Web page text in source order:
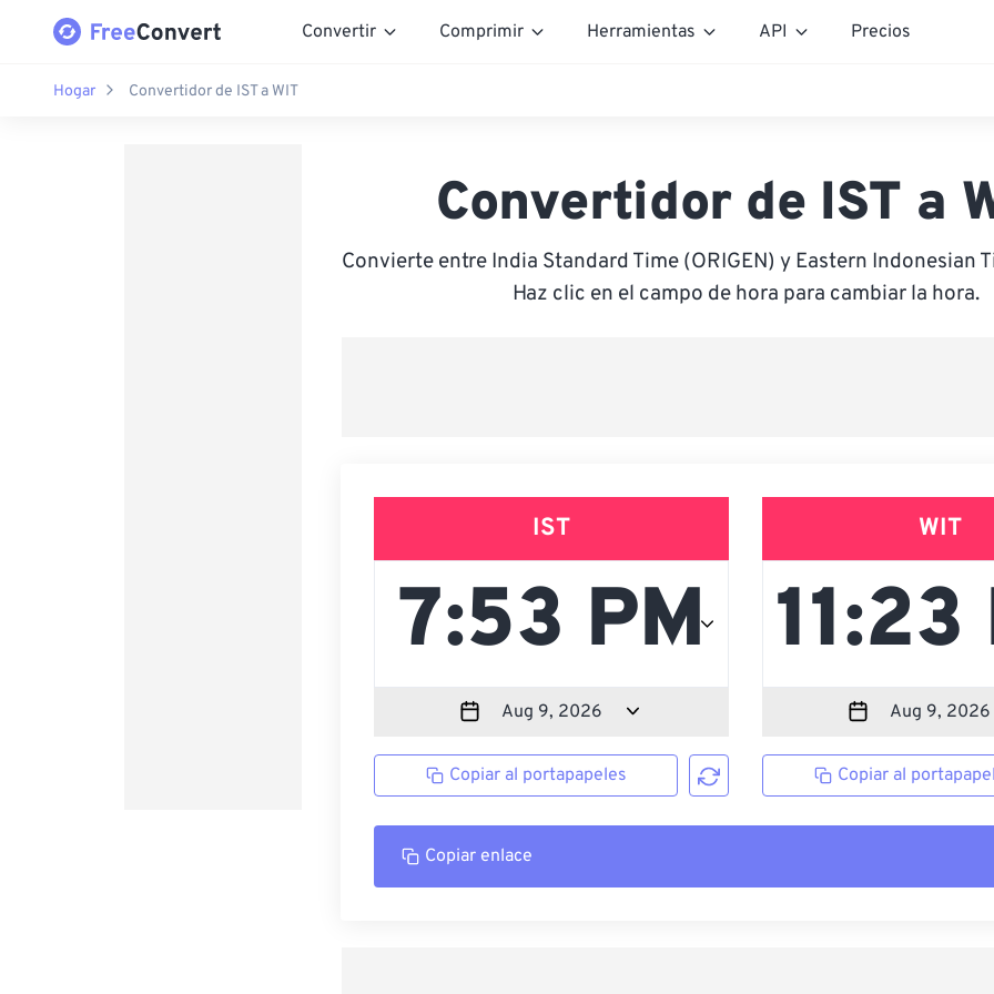
Convertir Comprimir Herramientas API Precios
Hogar Convertidor de IST a WIT
Convertidor de IST a
Convierte entre India Standard Time (ORIGEN) y Eastern Indonesian
Haz clic en el campo de hora para cambiar la hora.
IST
Copiar al portapapeles
WIT
Copiar al
Copiar enlace